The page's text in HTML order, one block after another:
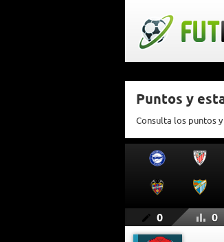
Puntos y
Consulta los puntos
0 0